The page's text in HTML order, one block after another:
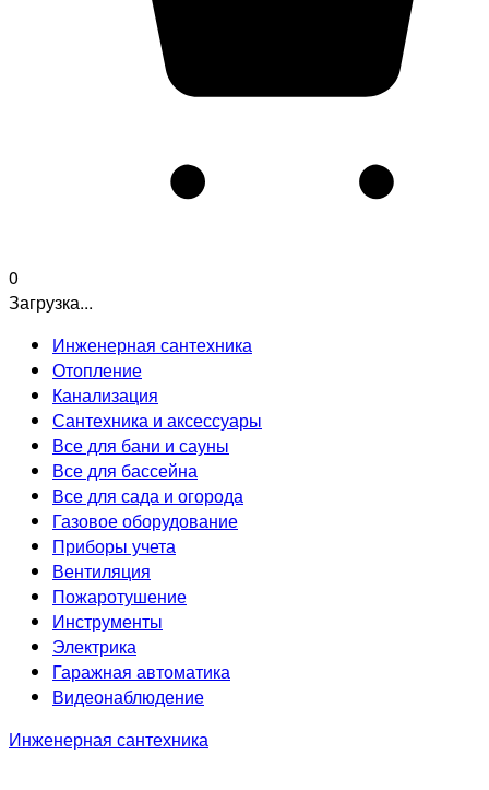
0
Загрузка...
Инженерная сантехника
Отопление
Канализация
Сантехника и аксессуары
Все для бани и сауны
Все для бассейна
Все для сада и огорода
Газовое оборудование
Приборы учета
Вентиляция
Пожаротушение
Инструменты
Электрика
Гаражная автоматика
Видеонаблюдение
Инженерная сантехника